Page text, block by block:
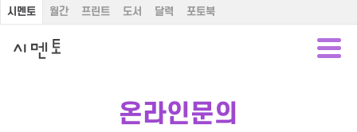
시멘토 월간 프린트 도서 달력 포토북
온라인문의